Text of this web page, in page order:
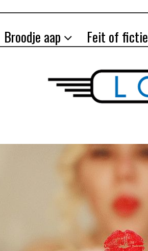
Broodje aap Feit of fictie